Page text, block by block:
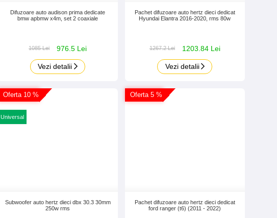
Difuzoare auto audison prima dedicate
bmw apbmw x4m, set 2 coaxiale
1085 Lei 976.5 Lei
Vezi detalii
Pachet difuzoare auto hertz dieci dedicat
Hyundai Elantra 2016-2020, rms 80w
1267.2 Lei 1203.84 Lei
Vezi detalii
Oferta 10 %
Universal
Subwoofer auto hertz dieci dbx 30.3 30mm
250w rms
Oferta 5 %
Pachet difuzoare auto hertz dieci dedicat
ford ranger (t6) (2011 - 2022)